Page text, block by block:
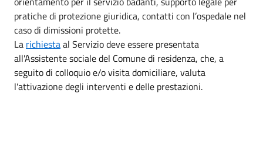
pratiche di protezione giuridica, contatti con l’ospedale nel
caso di dimissioni protette.
La richiestaal Servizio deve essere presentata
all'Assistente sociale del Comune di residenza, che, a
seguito di colloquio e/o visita domiciliare, valuta
l'attivazione degli interventi e delle prestazioni.